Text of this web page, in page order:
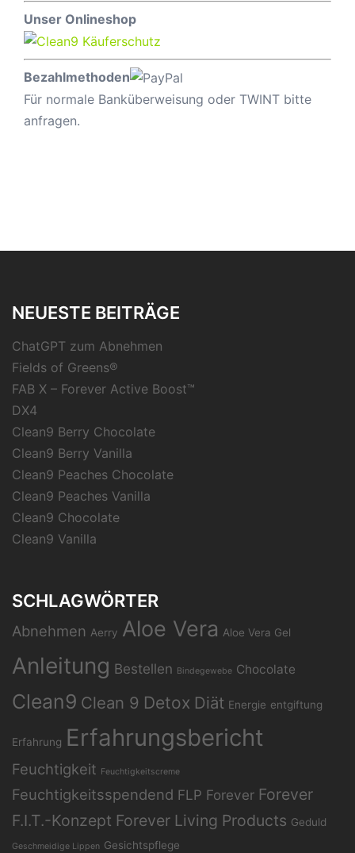
Unser Onlineshop
Bezahlmethoden
Für normale Banküberweisung oder TWINT bitte
anfragen.
NEUESTE BEITRÄGE
ChatGPT zum Abnehmen
Fields of Greens®
FAB X – Forever Active Boost™
DX4
Clean9 Berry Chocolate
Clean9 Berry Vanilla
Clean9 Peaches Chocolate
Clean9 Peaches Vanilla
Clean9 Chocolate
Clean9 Vanilla
SCHLAGWÖRTER
Abnehmen Aerry Aloe Vera Aloe Vera Gel
Anleitung Bestellen Bindegewebe Chocolate
Clean9 Clean 9 Detox Diät Energie entgiftung
Erfahrung Erfahrungsbericht
Feuchtigkeit Feuchtigkeitscreme
Feuchtigkeitsspendend FLP Forever Forever
F.I.T.-Konzept Forever Living Products Geduld
Geschmeidige Lippen Gesichtspflege